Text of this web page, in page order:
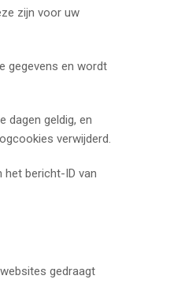
zijn voor uw
gegevens en wordt
dagen geldig, en
verwijderd.
het bericht-ID van
gedraagt